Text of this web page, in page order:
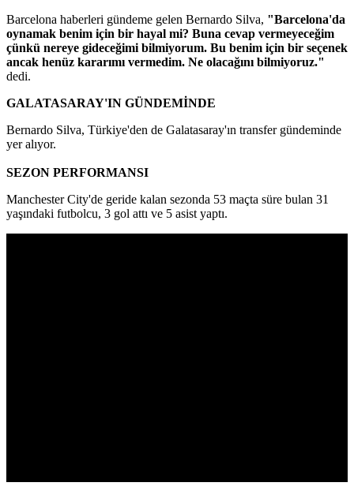
Barcelona haberleri gündeme gelen Bernardo Silva, "Barcelona'da
oynamak benim için bir hayal mi? Buna cevap vermeyeceğim
çünkü nereye gideceğimi bilmiyorum. Bu benim için bir seçenek
ancak henüz kararımı vermedim. Ne olacağını bilmiyoruz."
dedi.
GALATASARAY'IN GÜNDEMİNDE
Bernardo Silva, Türkiye'den de Galatasaray'ın transfer gündeminde
yer alıyor.
SEZON PERFORMANSI
Manchester City'de geride kalan sezonda 53 maçta süre bulan 31
yaşındaki futbolcu, 3 gol attı ve 5 asist yaptı.